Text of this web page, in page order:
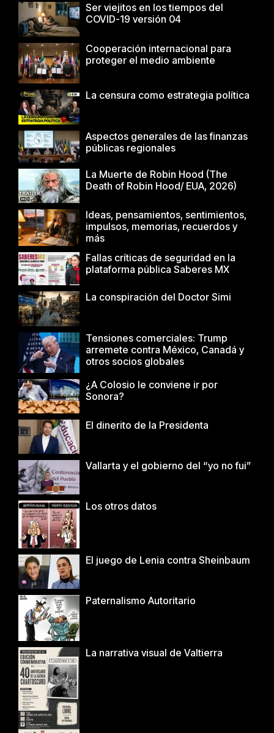
Ser viejitos en los tiempos del
COVID-19 versión 04
Cooperación internacional para
proteger el medio ambiente
La censura como estrategia política
Aspectos generales de las finanzas
públicas regionales
La Muerte de Robin Hood (The
Death of Robin Hood/ EUA, 2026)
Ideas, pensamientos, sentimientos,
impulsos, memorias, recuerdos y
más
Fallas críticas de seguridad en la
plataforma pública Saberes MX
La conspiración del Doctor Simi
Tensiones comerciales: Trump
arremete contra México, Canadá y
otros socios globales
¿A Colosio le conviene ir por
Sonora?
El dinerito de la Presidenta
Vallarta y el gobierno del “yo no fui”
Los otros datos
El juego de Lenia contra Sheinbaum
Paternalismo Autoritario
La narrativa visual de Valtierra